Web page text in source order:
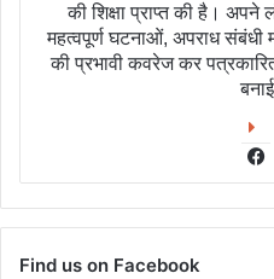
की शिक्षा प्राप्त की है।
महत्वपूर्ण घटनाओं, अपराध संबंधी
की प्रभावी कवरेज कर
Find us on Facebook